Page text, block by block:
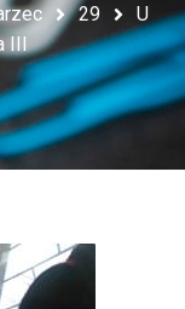
29
U
III